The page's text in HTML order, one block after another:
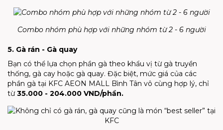
Combo nhóm phù hợp với những nhóm từ 2 - 6 người
5. Gà rán - Gà quay
Bạn có thể lựa chọn phần gà theo khẩu vị từ gà truyền
thống, gà cay hoặc gà quay. Đặc biệt, mức giá của các
phần gà tại KFC AEON MALL Bình Tân vô cùng hợp lý, chỉ
từ35.000 - 204.000 VND/phần.